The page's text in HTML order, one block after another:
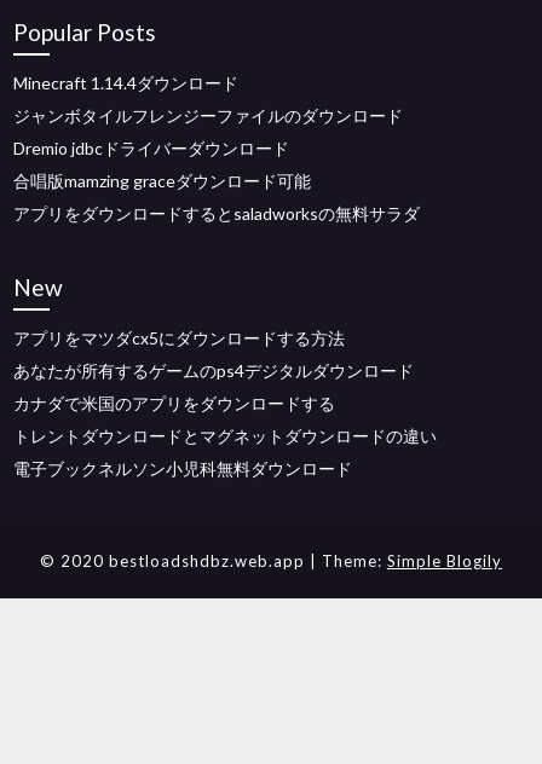
Popular Posts
Minecraft 1.14.4ダウンロード
ジャンボタイルフレンジーファイルのダウンロード
Dremio jdbcドライバーダウンロード
合唱版mamzing graceダウンロード可能
アプリをダウンロードするとsaladworksの無料サラダ
New
アプリをマツダcx5にダウンロードする方法
あなたが所有するゲームのps4デジタルダウンロード
カナダで米国のアプリをダウンロードする
トレントダウンロードとマグネットダウンロードの違い
電子ブックネルソン小児科無料ダウンロード
© 2020 bestloadshdbz.web.app | Theme: Simple Blogily